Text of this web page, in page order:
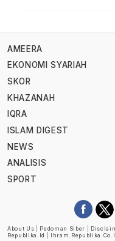
AMEERA
EKONOMI SYARIAH
SKOR
KHAZANAH
IQRA
ISLAM DIGEST
NEWS
ANALISIS
SPORT
About Us Pedoman Siber
Republika.id